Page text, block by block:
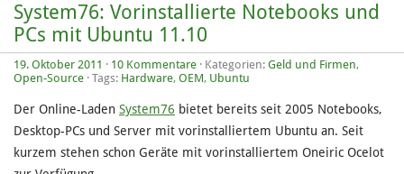
System76: Vorinstallierte Notebooks und
PCs mit Ubuntu 11.10
19. Oktober 2011 · 10 Kommentare · Kategorien: Geld und Firmen,
Open-Source · Tags: Hardware, OEM, Ubuntu
Der Online-Laden System76 bietet bereits seit 2005 Notebooks,
Desktop-PCs und Server mit vorinstalliertem Ubuntu an. Seit
kurzem stehen schon Geräte mit vorinstalliertem Oneiric Ocelot